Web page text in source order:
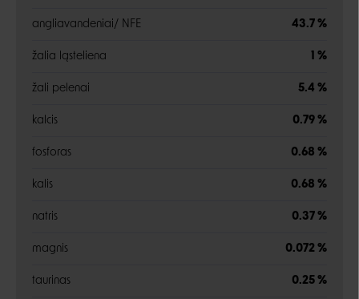
angliavandeniai/ NFE 43.7 %
žalia ląsteliena 1 %
žali pelenai 5.4 %
kalcis 0.79 %
fosforas 0.68 %
kalis 0.68 %
natris 0.37 %
magnis 0.072 %
taurinas 0.25 %